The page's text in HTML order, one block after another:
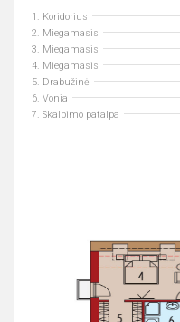
1. Koridorius
2. Miegamasis
3. Miegamasis
4. Miegamasis
5. Drabužinė
6. Vonia
7. Skalbimo patalpa